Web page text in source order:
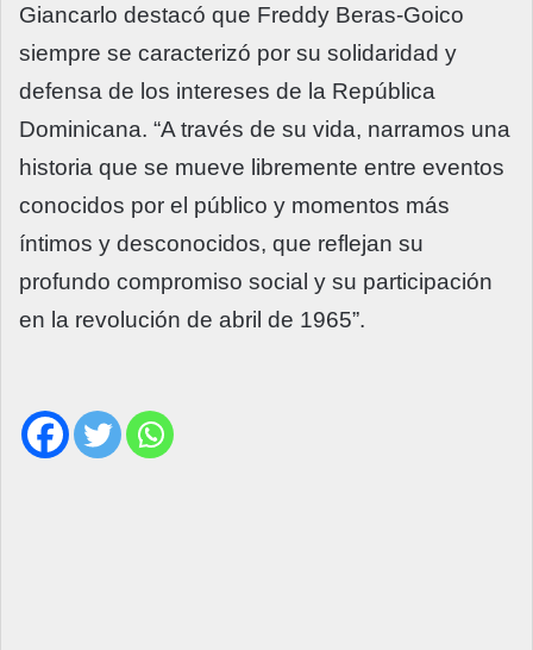
Giancarlo destacó que Freddy Beras-Goico
siempre se caracterizó por su solidaridad y
defensa de los intereses de la República
Dominicana. “A través de su vida, narramos una
historia que se mueve libremente entre eventos
conocidos por el público y momentos más
íntimos y desconocidos, que reflejan su
profundo compromiso social y su participación
en la revolución de abril de 1965”.